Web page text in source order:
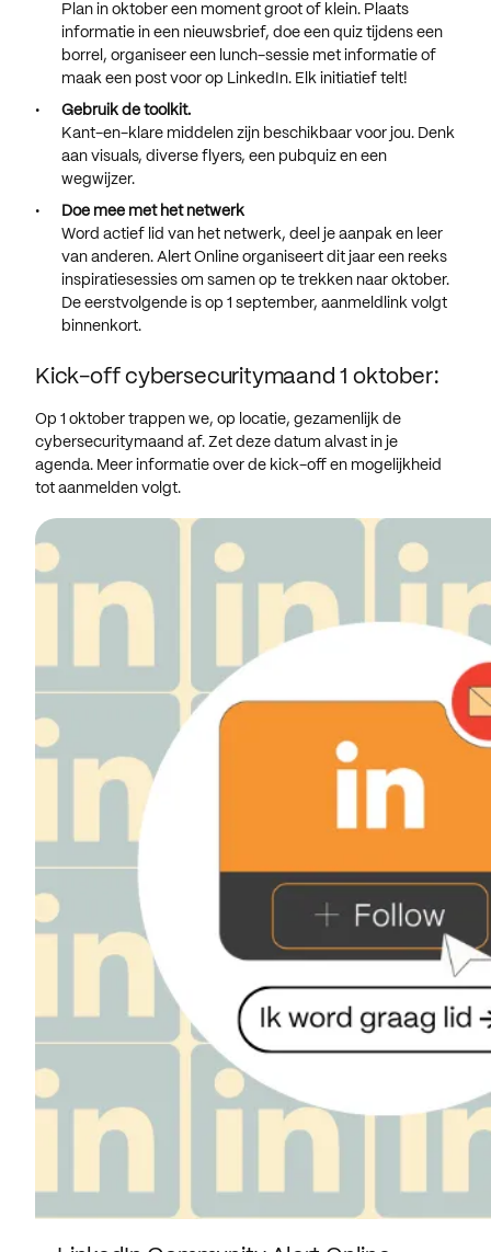
Plan in oktober een moment groot of klein. Plaats
informatie in een nieuwsbrief, doe een quiz tijdens een
borrel, organiseer een lunch-sessie met informatie of
maak een post voor op LinkedIn. Elk initiatief telt!
Gebruik de toolkit.
Kant-en-klare middelen zijn beschikbaar voor jou. Denk
aan visuals, diverse flyers, een pubquiz en een
wegwijzer.
Doe mee met het netwerk
Word actief lid van het netwerk, deel je aanpak en leer
van anderen. Alert Online organiseert dit jaar een reeks
inspiratiesessies om samen op te trekken naar oktober.
De eerstvolgende is op 1 september, aanmeldlink volgt
binnenkort.
Kick-off cybersecuritymaand 1 oktober:
Op 1 oktober trappen we, op locatie, gezamenlijk de
cybersecuritymaand af. Zet deze datum alvast in je
agenda. Meer informatie over de kick-off en mogelijkheid
tot aanmelden volgt.